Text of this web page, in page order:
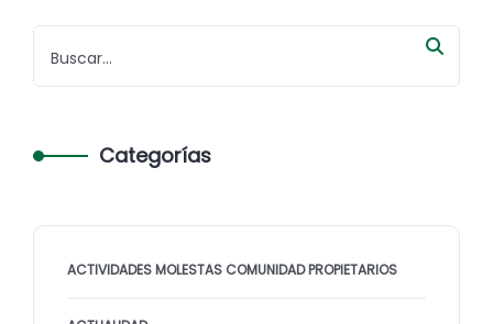
Categorías
ACTIVIDADES MOLESTAS COMUNIDAD PROPIETARIOS